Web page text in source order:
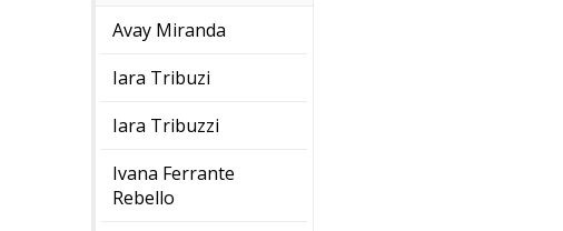
Avay Miranda
Iara Tribuzi
Iara Tribuzzi
Ivana Ferrante
Rebello